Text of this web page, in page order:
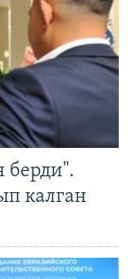
берди".
калган